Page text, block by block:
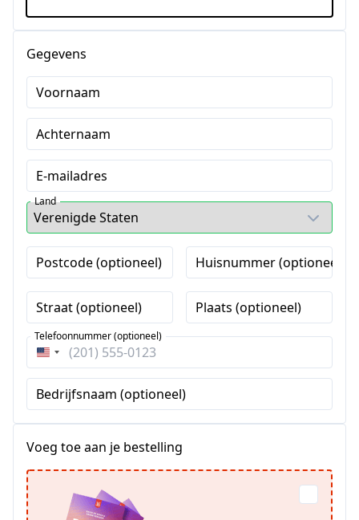
Gegevens
Voornaam
Achternaam
E-mailadres
Land
Postcode (optioneel) Huisnummer (optioneel)
Straat (optioneel) Plaats (optioneel)
Verenigde
Staten
+1
Telefoonnummer (optioneel)
Bedrijfsnaam (optioneel)
Voeg toe aan je bestelling